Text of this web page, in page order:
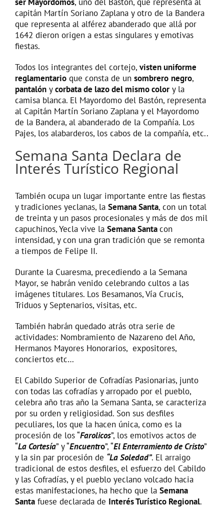
capitán Martín Soriano Zaplana y otro de la Bandera
que representa al alférez abanderado que allá por
1642 dieron origen a estas singulares y emotivas
fiestas.
Todos los integrantes del cortejo, visten uniforme
reglamentario que consta de un sombrero negro,
pantalón ycorbata de lazo del mismo color y la
camisa blanca. El Mayordomo del Bastón, representa
al Capitán Martín Soriano Zaplana y el Mayordomo
de la Bandera, al abanderado de la Compañía. Los
Pajes, los alabarderos, los cabos de la compañía, etc..
Semana Santa Declara de
Interés Turístico Regional
También ocupa un lugar importante entre las fiestas
y tradiciones yeclanas, la Semana Santa, con un total
de treinta y un pasos procesionales y más de dos mil
capuchinos, Yecla vive la Semana Santacon
intensidad, y con una gran tradición que se remonta
a tiempos de Felipe II.
Durante la Cuaresma, precediendo a la Semana
Mayor, se habrán venido celebrando cultos a las
imágenes titulares. Los Besamanos, Vía Crucis,
Triduos y Septenarios, visitas, etc.
También habrán quedado atrás otra serie de
actividades: Nombramiento de Nazareno del Año,
Hermanos Mayores Honorarios, expositores,
conciertos etc…
El Cabildo Superior de Cofradías Pasionarias, junto
con todas las cofradías y arropado por el pueblo,
celebra año tras año la Semana Santa, se caracteriza
por su orden y religiosidad. Son sus desfiles
peculiares, los que la hacen única, como es la
procesión de los “Farolicos”, los emotivos actos de
“La Cortesía” y “Encuentro”, “El Enterramiento de Cristo”
y la sin par procesión de “La Soledad”. El arraigo
tradicional de estos desfiles, el esfuerzo del Cabildo
y las Cofradías, y el pueblo yeclano volcado hacia
estas manifestaciones, ha hecho que la Semana
Santa fuese declarada de Interés Turístico Regional.